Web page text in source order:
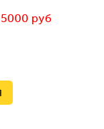
руб